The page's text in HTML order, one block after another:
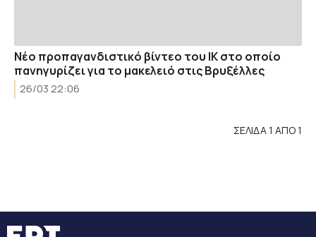
Νέο προπαγανδιστικό βίντεο του ΙΚ στο οποίο
πανηγυρίζει για το μακελειό στις Βρυξέλλες
26/03 22:06
ΣΕΛΙΔΑ 1 ΑΠΟ 1